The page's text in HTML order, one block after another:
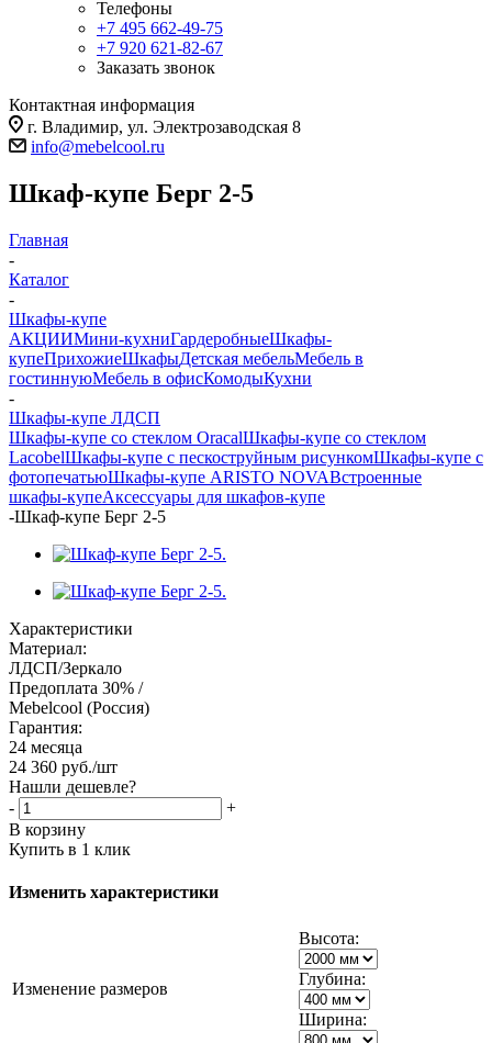
Телефоны
+7 495 662-49-75
+7 920 621-82-67
Заказать звонок
Контактная информация
г. Владимир, ул. Электрозаводская 8
info@mebelcool.ru
Шкаф-купе Берг 2-5
Главная
-
Каталог
-
Шкафы-купе
АКЦИИМини-кухниГардеробныеШкафы-
купеПрихожиеШкафыДетская мебельМебель в
гостиннуюМебель в офисКомодыКухни
-
Шкафы-купе ЛДСП
Шкафы-купе со стеклом OracalШкафы-купе со стеклом
LacobelШкафы-купе с пескоструйным рисункомШкафы-купе с
фотопечатьюШкафы-купе ARISTO NOVAВстроенные
шкафы-купеАксессуары для шкафов-купе
-Шкаф-купе Берг 2-5
Характеристики
Материал:
ЛДСП/Зеркало
Предоплата 30% /
Mebelcool (Россия)
Гарантия:
24 месяца
24 360 руб./шт
Нашли дешевле?
-
+
В корзину
Купить в 1 клик
Изменить характеристики
Изменение размеров
Высота:
Глубина:
Ширина: